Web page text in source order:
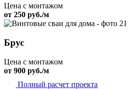
Цена с монтажом
от 250 руб./м
Брус
Цена с монтажом
от 900 руб./м
Полный расчет проекта